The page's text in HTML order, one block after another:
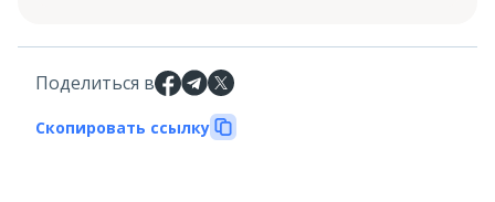
Поделиться в
Скопировать ссылку